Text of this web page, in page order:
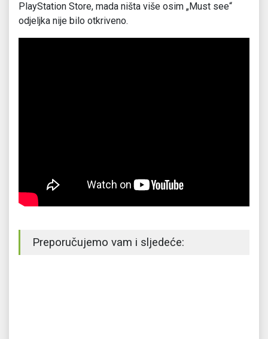
PlayStation Store, mada ništa više osim „Must see“
odjeljka nije bilo otkriveno.
Preporučujemo vam i sljedeće: